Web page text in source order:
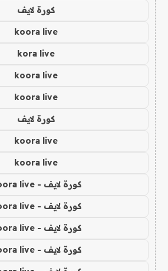
كورة لايف
koora live
kora live
koora live
koora live
كورة لايف
koora live
koora live
كورة لايف - koora live
كورة لايف - koora live
كورة لايف - koora live
كورة لايف - koora live